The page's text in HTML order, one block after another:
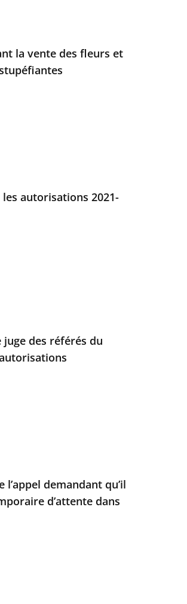
la vente des fleurs et
autorisations 2021-
des référés du
l’appel demandant qu’il
d’attente dans